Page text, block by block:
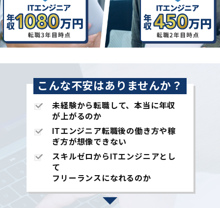
こんな不安はありませんか？
未経験から転職して、本当に年収
が上がるのか
ITエンジニア転職後の働き方や稼
ぎ方が想像できない
スキルゼロからITエンジニアとし
て
フリーランスになれるのか